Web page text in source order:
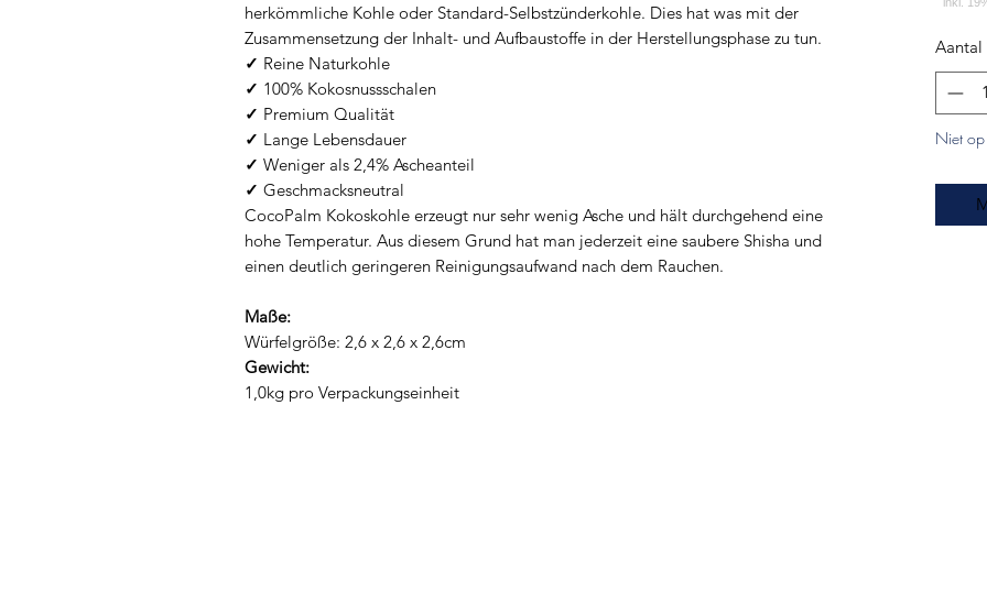
herkömmliche Kohle oder Standard-Selbstzünderkohle. Dies hat was mit der
Zusammensetzung der Inhalt- und Aufbaustoffe in der Herstellungsphase zu tun.
✓ Reine Naturkohle
✓ 100% Kokosnussschalen
✓ Premium Qualität
✓ Lange Lebensdauer
✓ Weniger als 2,4% Ascheanteil
✓ Geschmacksneutral
CocoPalm Kokoskohle erzeugt nur sehr wenig Asche und hält durchgehend eine
hohe Temperatur. Aus diesem Grund hat man jederzeit eine saubere Shisha und
einen deutlich geringeren Reinigungsaufwand nach dem Rauchen.
Maße:
Würfelgröße: 2,6 x 2,6 x 2,6cm
Gewicht:
1,0kg pro Verpackungseinheit
Aantal
Niet